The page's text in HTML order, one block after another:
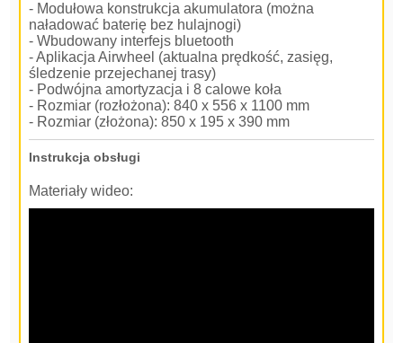
- Modułowa konstrukcja akumulatora (można
naładować baterię bez hulajnogi)
- Wbudowany interfejs bluetooth
- Aplikacja Airwheel (aktualna prędkość, zasięg,
śledzenie przejechanej trasy)
- Podwójna amortyzacja i 8 calowe koła
- Rozmiar (rozłożona): 840 x 556 x 1100 mm
- Rozmiar (złożona): 850 x 195 x 390 mm
Instrukcja obsługi
Materiały wideo: